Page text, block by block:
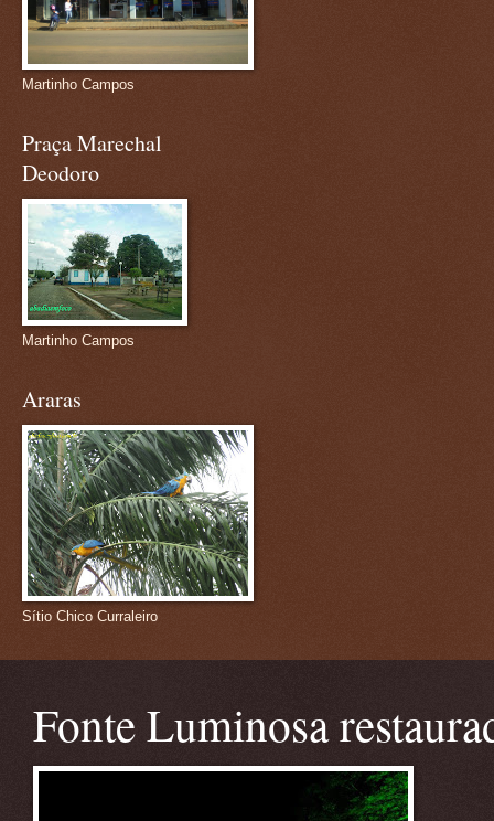
Martinho Campos
Praça Marechal
Deodoro
Martinho Campos
Araras
Sítio Chico Curraleiro
Fonte Luminosa